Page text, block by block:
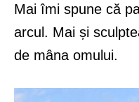
Mai îmi spune că
arcul. Mai și
de mâna omului.